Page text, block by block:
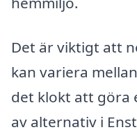
Det är viktigt att
kan variera
det klokt att göra
av alternativ i